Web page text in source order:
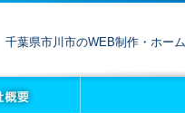
千葉県市川市のWEB制作・ホー